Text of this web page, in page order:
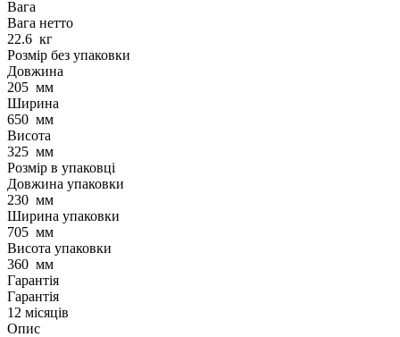
Вага
Вага нетто
22.6 кг
Розмір без упаковки
Довжина
205 мм
Ширина
650 мм
Висота
325 мм
Розмір в упаковці
Довжина упаковки
230 мм
Ширина упаковки
705 мм
Висота упаковки
360 мм
Гарантія
Гарантія
12 місяців
Опис